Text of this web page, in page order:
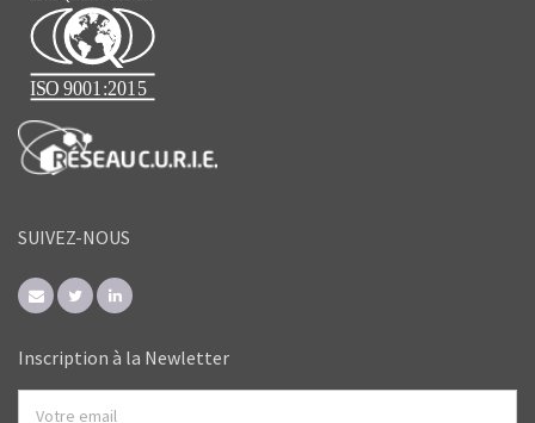
SUIVEZ-NOUS
Inscription à la Newletter